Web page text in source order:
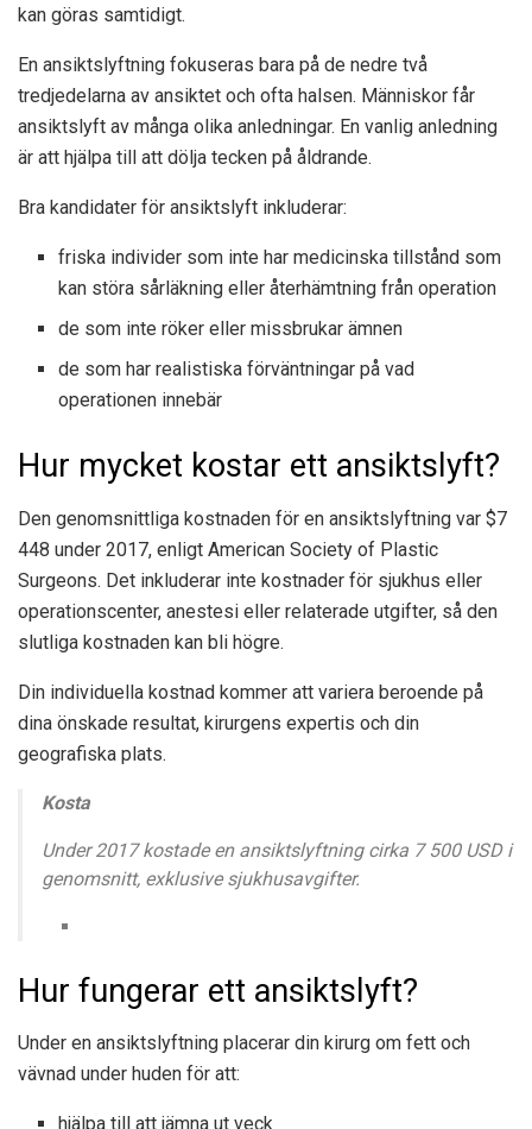
kan göras samtidigt.
En ansiktslyftning fokuseras bara på de nedre två
tredjedelarna av ansiktet och ofta halsen. Människor får
ansiktslyft av många olika anledningar. En vanlig anledning
är att hjälpa till att dölja tecken på åldrande.
Bra kandidater för ansiktslyft inkluderar:
friska individer som inte har medicinska tillstånd som
kan störa sårläkning eller återhämtning från operation
de som inte röker eller missbrukar ämnen
de som har realistiska förväntningar på vad
operationen innebär
Hur mycket kostar ett ansiktslyft?
Den genomsnittliga kostnaden för en ansiktslyftning var $7
448 under 2017, enligt American Society of Plastic
Surgeons. Det inkluderar inte kostnader för sjukhus eller
operationscenter, anestesi eller relaterade utgifter, så den
slutliga kostnaden kan bli högre.
Din individuella kostnad kommer att variera beroende på
dina önskade resultat, kirurgens expertis och din
geografiska plats.
Kosta
Under 2017 kostade en ansiktslyftning cirka 7 500 USD i
genomsnitt, exklusive sjukhusavgifter.
Hur fungerar ett ansiktslyft?
Under en ansiktslyftning placerar din kirurg om fett och
vävnad under huden för att:
hjälpa till att jämna ut veck